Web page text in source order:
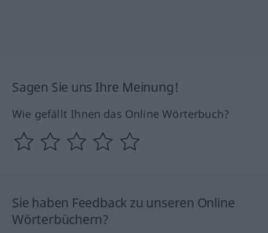
Sagen Sie uns Ihre Meinung!
Wie gefällt Ihnen das Online Wörterbuch?
Sie haben Feedback zu unseren Online
Wörterbüchern?